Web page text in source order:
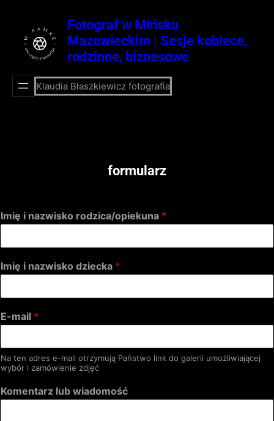
Fotograf w Mińsku
Mazowieckim | Sesje kobiece,
rodzinne, biznesowe
Klaudia Błaszkiewicz fotografia
formularz
Imię i nazwisko rodzica/opiekuna *
Imię i nazwisko dziecka *
E-mail *
Na ten adres e-mail otrzymują Państwo link do galerii umożliwiającej
wybór i zamówienie zdjęć
Komentarz lub wiadomość